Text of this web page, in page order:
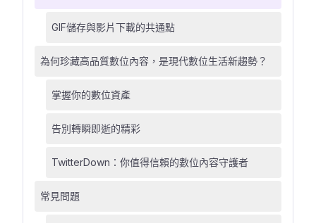
GIF儲存與影片下載的共通點
為何珍藏高品質數位內容，是現代數位生活新趨勢？
掌握你的數位資產
告別轉瞬即逝的精彩
TwitterDown：你值得信賴的數位內容守護者
常見問題